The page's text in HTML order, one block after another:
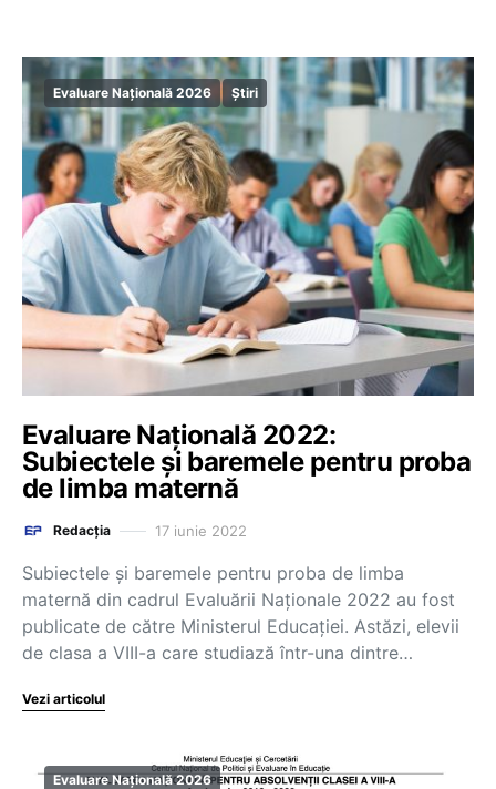
Evaluare Națională 2026 Știri
Evaluare Națională 2022:
Subiectele și baremele pentru proba
de limba maternă
Redacția 17 iunie 2022
Subiectele și baremele pentru proba de limba
maternă din cadrul Evaluării Naționale 2022 au fost
publicate de către Ministerul Educației. Astăzi, elevii
de clasa a VIII-a care studiază într-una dintre…
Vezi articolul
Evaluare Națională 2026